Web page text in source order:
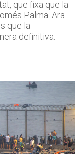
que fixa que la
Palma. Ara
que la
definitiva.